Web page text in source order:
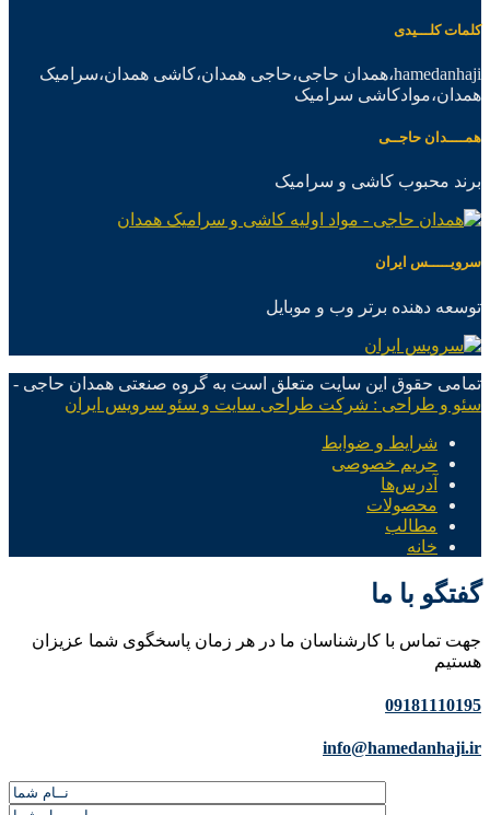
کلمات کلـــیدی
hamedanhaji،همدان حاجی،حاجی همدان،کاشی همدان،سرامیک
همدان،موادکاشی سرامیک
همــــدان حاجــی
برند محبوب کاشی و سرامیک
سرویـــــس ایران
توسعه دهنده برتر وب و موبایل
تمامی حقوق این سایت متعلق است به گروه صنعتی همدان حاجی -
سئو و طراحی : شرکت طراحی سایت و سئو سرویس ایران
شرایط و ضوابط
حریم خصوصی
آدرس‌ها
محصولات
مطالب
خانه
گفتگو با ما
جهت تماس با کارشناسان ما در هر زمان پاسخگوی شما عزیزان
هستیم
09181110195
info@hamedanhaji.ir